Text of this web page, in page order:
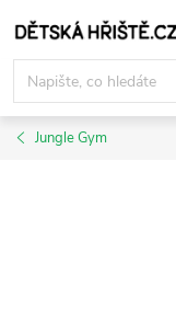
na
obsah
Jungle Gym